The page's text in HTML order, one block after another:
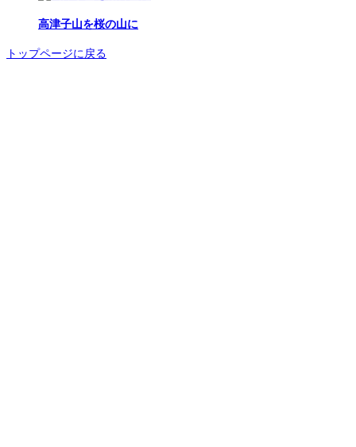
高津子山を桜の山に
トップページに戻る